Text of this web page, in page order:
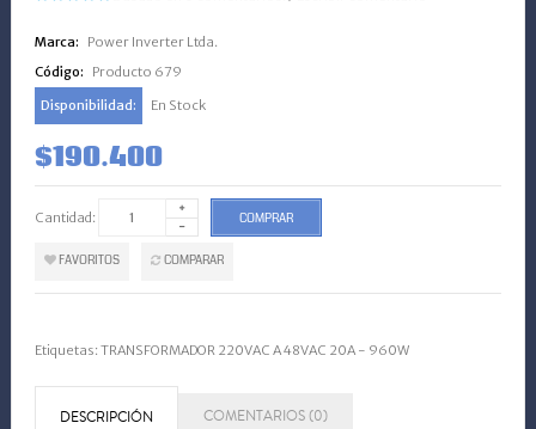
Marca:
Power Inverter Ltda.
Código:
Producto 679
Disponibilidad:
En Stock
$190.400
Cantidad: COMPRAR
FAVORITOS COMPARAR
Etiquetas: TRANSFORMADOR 220VAC A 48VAC 20A - 960W
DESCRIPCIÓN COMENTARIOS (0)